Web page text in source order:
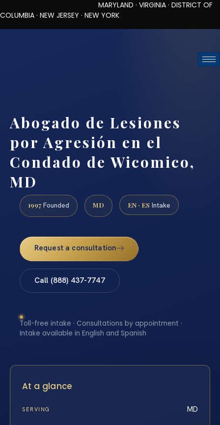
MARYLAND · VIRGINIA · DISTRICT OF
COLUMBIA · NEW JERSEY · NEW YORK
Abogado de Lesiones
por Agresión en el
Condado de Wicomico,
MD
1997 Founded MD EN · ES Intake
Request a consultation
Call (888) 437-7747
Toll-free intake · Consultations by appointment ·
Intake available in English and Spanish
At a glance
SERVING MD